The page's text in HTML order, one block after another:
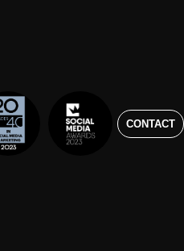
CONTACT